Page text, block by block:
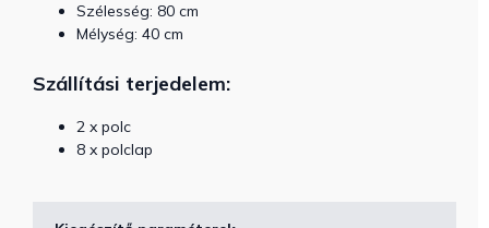
Szélesség: 80 cm
Mélység: 40 cm
Szállítási terjedelem:
2 x polc
8 x polclap